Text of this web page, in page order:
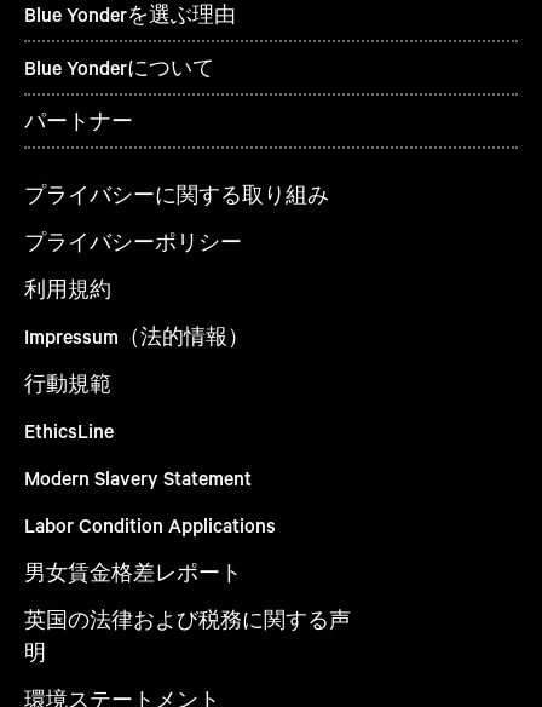
Blue Yonderを選ぶ理由
Blue Yonderについて
パートナー
プライバシーに関する取り組み
プライバシーポリシー
利用規約
Impressum（法的情報）
行動規範
EthicsLine
Modern Slavery Statement
Labor Condition Applications
男女賃金格差レポート
英国の法律および税務に関する声
明
環境ステートメント